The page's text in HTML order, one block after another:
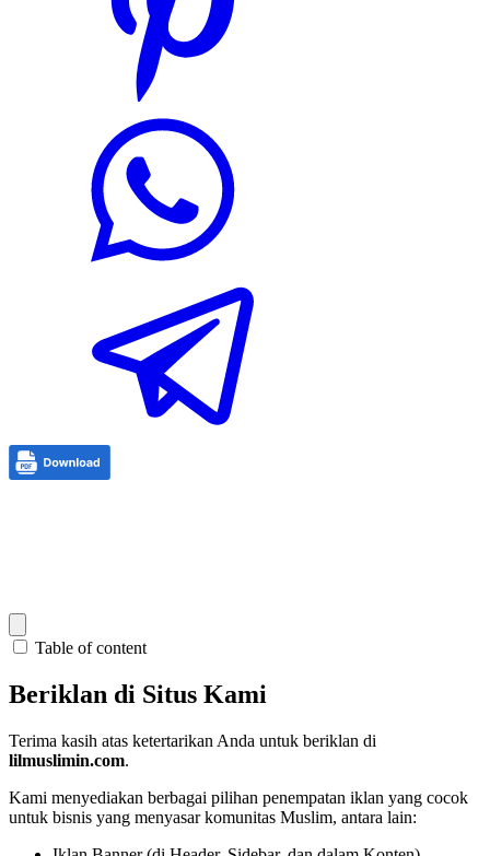
Table of content
Beriklan di Situs Kami
Terima kasih atas ketertarikan Anda untuk beriklan di
lilmuslimin.com.
Kami menyediakan berbagai pilihan penempatan iklan yang cocok
untuk bisnis yang menyasar komunitas Muslim, antara lain: